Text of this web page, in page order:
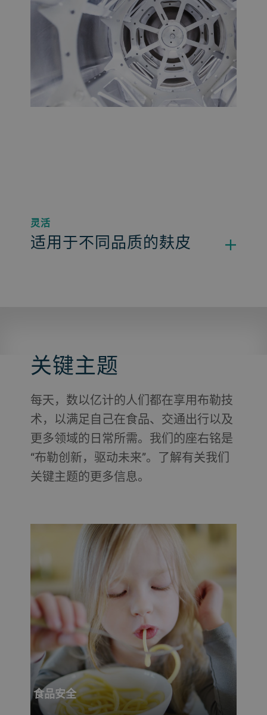
灵活
适用于不同品质的麸皮
关键主题
每天，数以亿计的人们都在享用布勒技
术，以满足自己在食品、交通出行以及
更多领域的日常所需。我们的座右铭是
“布勒创新，驱动未来”。了解有关我们
关键主题的更多信息。
食品安全